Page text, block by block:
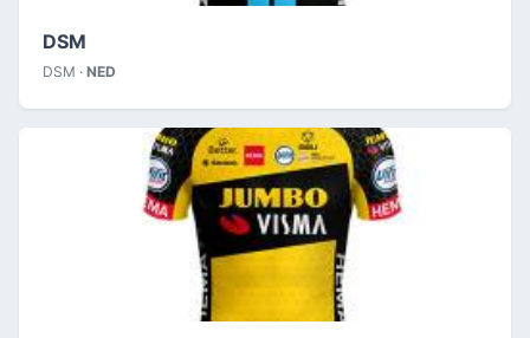
DSM
DSM · NED